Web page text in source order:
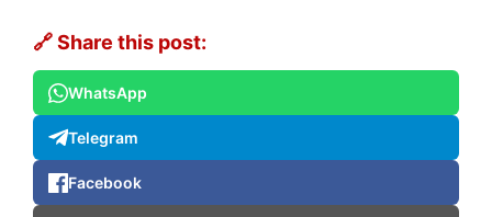
🔗 Share this post:
WhatsApp
Telegram
Facebook